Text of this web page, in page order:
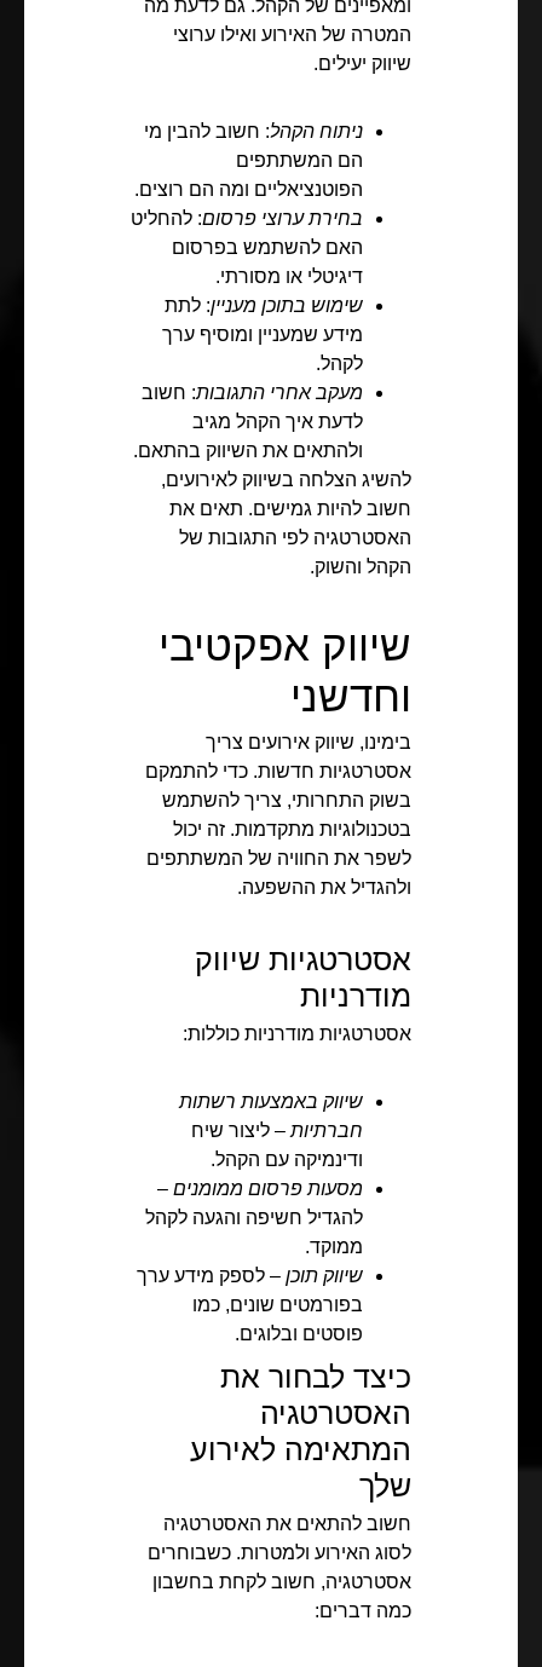
ומאפיינים של הקהל. גם לדעת מה
המטרה של האירוע ואילו ערוצי
שיווק יעילים.
ניתוח הקהל: חשוב להבין מי
הם המשתתפים
הפוטנציאליים ומה הם רוצים.
בחירת ערוצי פרסום: להחליט
האם להשתמש בפרסום
דיגיטלי או מסורתי.
שימוש בתוכן מעניין: לתת
מידע שמעניין ומוסיף ערך
לקהל.
מעקב אחרי התגובות: חשוב
לדעת איך הקהל מגיב
ולהתאים את השיווק בהתאם.
להשיג הצלחה בשיווק לאירועים,
חשוב להיות גמישים. תאים את
האסטרטגיה לפי התגובות של
הקהל והשוק.
שיווק אפקטיבי
וחדשני
בימינו, שיווק אירועים צריך
אסטרטגיות חדשות. כדי להתמקם
בשוק התחרותי, צריך להשתמש
בטכנולוגיות מתקדמות. זה יכול
לשפר את החוויה של המשתתפים
ולהגדיל את ההשפעה.
אסטרטגיות שיווק
מודרניות
אסטרטגיות מודרניות כוללות:
שיווק באמצעות רשתות
חברתיות – ליצור שיח
ודינמיקה עם הקהל.
מסעות פרסום ממומנים –
להגדיל חשיפה והגעה לקהל
ממוקד.
שיווק תוכן – לספק מידע ערך
בפורמטים שונים, כמו
פוסטים ובלוגים.
כיצד לבחור את
האסטרטגיה
המתאימה לאירוע
שלך
חשוב להתאים את האסטרטגיה
לסוג האירוע ולמטרות. כשבוחרים
אסטרטגיה, חשוב לקחת בחשבון
כמה דברים: